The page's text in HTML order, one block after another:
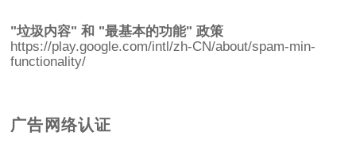
"垃圾内容" 和 "最基本的功能" 政策
https://play.google.com/intl/zh-CN/about/spam-min-
functionality/
广告网络认证